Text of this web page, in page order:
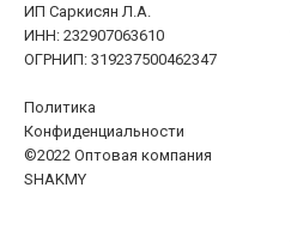
ИП Саркисян Л.А.
ИНН: 232907063610
ОГРНИП: 319237500462347
Политика
Конфиденциальности
©2022 Оптовая компания
SHAKMY